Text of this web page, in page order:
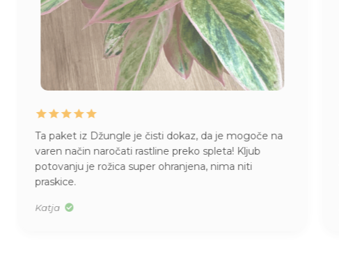
Ta paket iz Džungle je čisti dokaz, da je mogoče na
varen način naročati rastline preko spleta! Kljub
potovanju je rožica super ohranjena, nima niti
praskice.
Katja